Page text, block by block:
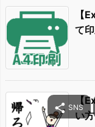
【
て
【
い
 SNS